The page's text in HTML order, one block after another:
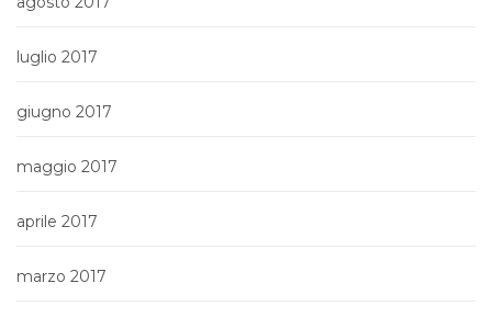
luglio 2017
giugno 2017
maggio 2017
aprile 2017
marzo 2017